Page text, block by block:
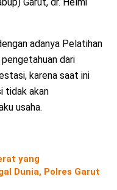
adanya Pelatihan
dari
karena saat ini
tidak akan
usaha.
yang
Dunia, Polres Garut